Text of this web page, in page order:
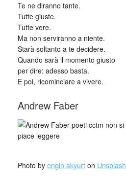
Te ne diranno tante.
Tutte giuste.
Tutte vere.
Ma non serviranno a niente.
Starà soltanto a te decidere.
Quando sarà il momento giusto
per dire: adesso basta.
E poi, ricominciare a vivere.
Andrew Faber
Photo by engin akyurton Unsplash